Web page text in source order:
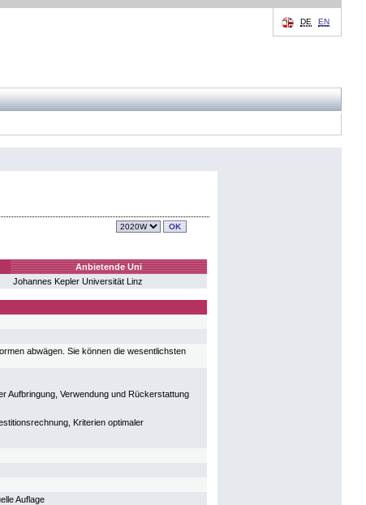
DE EN
Anbietende Uni
Johannes Kepler Universität Linz
abwägen. Sie können die wesentlichsten
Aufbringung, Verwendung und Rückerstattung
Kriterien optimaler
Auflage